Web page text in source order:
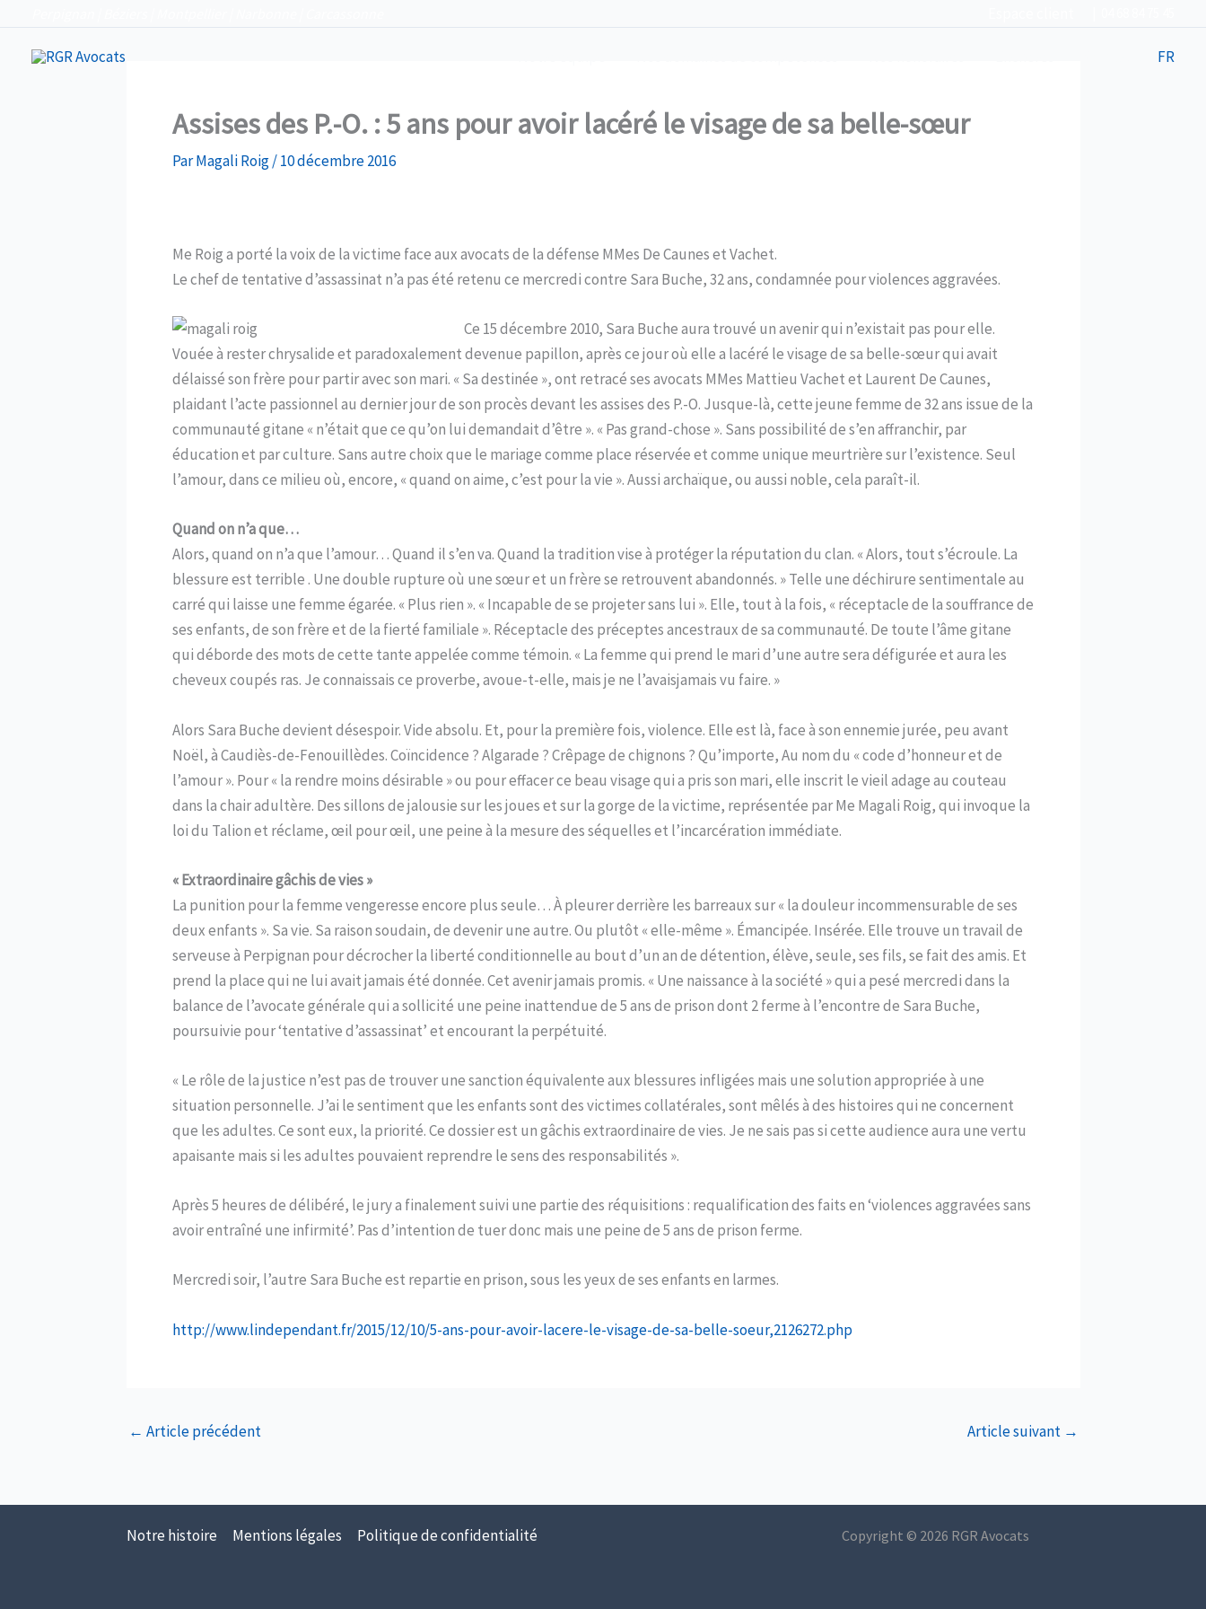
contenu
FR
Assises des P.-O. : 5 ans pour avoir lacéré le visage de sa belle-sœur
ParMagali Roig/10 décembre 2016
Me Roig a porté la voix de la victime face aux avocats de la défense MMes De Caunes et Vachet.
Le chef de tentative d’assassinat n’a pas été retenu ce mercredi contre Sara Buche, 32 ans, condamnée pour violences aggravées.
Ce 15 décembre 2010, Sara Buche aura trouvé un avenir qui n’existait pas pour elle.
Vouée à rester chrysalide et paradoxalement devenue papillon, après ce jour où elle a lacéré le visage de sa belle-sœur qui avait
délaissé son frère pour partir avec son mari. « Sa destinée », ont retracé ses avocats MMes Mattieu Vachet et Laurent De Caunes,
plaidant l’acte passionnel au dernier jour de son procès devant les assises des P.-O. Jusque-là, cette jeune femme de 32 ans issue de la
communauté gitane « n’était que ce qu’on lui demandait d’être ». « Pas grand-chose ». Sans possibilité de s’en affranchir, par
éducation et par culture. Sans autre choix que le mariage comme place réservée et comme unique meurtrière sur l’existence. Seul
l’amour, dans ce milieu où, encore, « quand on aime, c’est pour la vie ». Aussi archaïque, ou aussi noble, cela paraît-il.
Quand on n’a que…
Alors, quand on n’a que l’amour… Quand il s’en va. Quand la tradition vise à protéger la réputation du clan. « Alors, tout s’écroule. La
blessure est terrible . Une double rupture où une sœur et un frère se retrouvent abandonnés. » Telle une déchirure sentimentale au
carré qui laisse une femme égarée. « Plus rien ». « Incapable de se projeter sans lui ». Elle, tout à la fois, « réceptacle de la souffrance de
ses enfants, de son frère et de la fierté familiale ». Réceptacle des préceptes ancestraux de sa communauté. De toute l’âme gitane
qui déborde des mots de cette tante appelée comme témoin. « La femme qui prend le mari d’une autre sera défigurée et aura les
cheveux coupés ras. Je connaissais ce proverbe, avoue-t-elle, mais je ne l’avaisjamais vu faire. »
Alors Sara Buche devient désespoir. Vide absolu. Et, pour la première fois, violence. Elle est là, face à son ennemie jurée, peu avant
Noël, à Caudiès-de-Fenouillèdes. Coïncidence ? Algarade ? Crêpage de chignons ? Qu’importe, Au nom du « code d’honneur et de
l’amour ». Pour « la rendre moins désirable » ou pour effacer ce beau visage qui a pris son mari, elle inscrit le vieil adage au couteau
dans la chair adultère. Des sillons de jalousie sur les joues et sur la gorge de la victime, représentée par Me Magali Roig, qui invoque la
loi du Talion et réclame, œil pour œil, une peine à la mesure des séquelles et l’incarcération immédiate.
« Extraordinaire gâchis de vies »
La punition pour la femme vengeresse encore plus seule… À pleurer derrière les barreaux sur « la douleur incommensurable de ses
deux enfants ». Sa vie. Sa raison soudain, de devenir une autre. Ou plutôt « elle-même ». Émancipée. Insérée. Elle trouve un travail de
serveuse à Perpignan pour décrocher la liberté conditionnelle au bout d’un an de détention, élève, seule, ses fils, se fait des amis. Et
prend la place qui ne lui avait jamais été donnée. Cet avenir jamais promis. « Une naissance à la société » qui a pesé mercredi dans la
balance de l’avocate générale qui a sollicité une peine inattendue de 5 ans de prison dont 2 ferme à l’encontre de Sara Buche,
poursuivie pour ‘tentative d’assassinat’ et encourant la perpétuité.
« Le rôle de la justice n’est pas de trouver une sanction équivalente aux blessures infligées mais une solution appropriée à une
situation personnelle. J’ai le sentiment que les enfants sont des victimes collatérales, sont mêlés à des histoires qui ne concernent
que les adultes. Ce sont eux, la priorité. Ce dossier est un gâchis extraordinaire de vies. Je ne sais pas si cette audience aura une vertu
apaisante mais si les adultes pouvaient reprendre le sens des responsabilités ».
Après 5 heures de délibéré, le jury a finalement suivi une partie des réquisitions : requalification des faits en ‘violences aggravées sans
avoir entraîné une infirmité’. Pas d’intention de tuer donc mais une peine de 5 ans de prison ferme.
Mercredi soir, l’autre Sara Buche est repartie en prison, sous les yeux de ses enfants en larmes.
http://www.lindependant.fr/2015/12/10/5-ans-pour-avoir-lacere-le-visage-de-sa-belle-soeur,2126272.php
← Article précédent Article suivant →
Notre histoire Mentions légales Politique de confidentialité Copyright © 2026 RGR Avocats